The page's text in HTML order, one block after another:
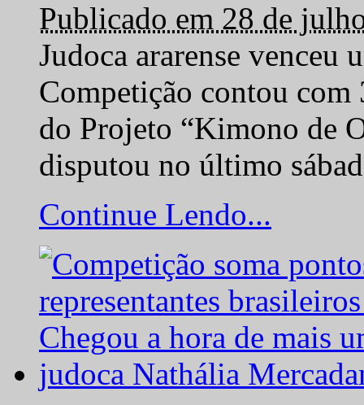
Publicado em 28 de
Judoca ararense venceu
Competição contou com
do Projeto “Kimono de
disputou no último
Continue Lendo...